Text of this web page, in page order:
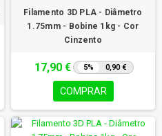
Filamento 3D PLA - Diâmetro
1.75mm - Bobine 1kg - Cor
Cinzento
17,90 € 5% 0,90 €
COMPRAR